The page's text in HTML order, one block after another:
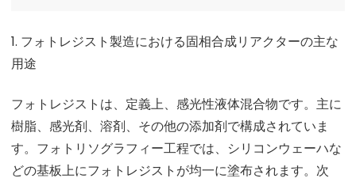
1. フォトレジスト製造における固相合成リアクターの主な
用途
フォトレジストは、定義上、感光性液体混合物です。主に
樹脂、感光剤、溶剤、その他の添加剤で構成されていま
す。フォトリソグラフィー工程では、シリコンウェーハな
どの基板上にフォトレジストが均一に塗布されます。次